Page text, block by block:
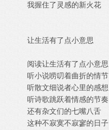
我握住了灵感的新火花
让生活有了点小意思
阅读让生活有了点小意思
听小说唠叨着曲折的情节
听散文细说者心里的感想
听诗歌跳跃着情感的节奏
还有杂文们的七嘴八舌
这种不寂寞不寂寥的日子